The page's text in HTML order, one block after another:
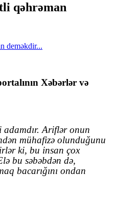
qəhrəman
Xəbərlər və
adamdır.Ariflər onun
mühafizə olunduğunu
ki, bu insan çox
bu səbəbdən də,
bacarığını ondan